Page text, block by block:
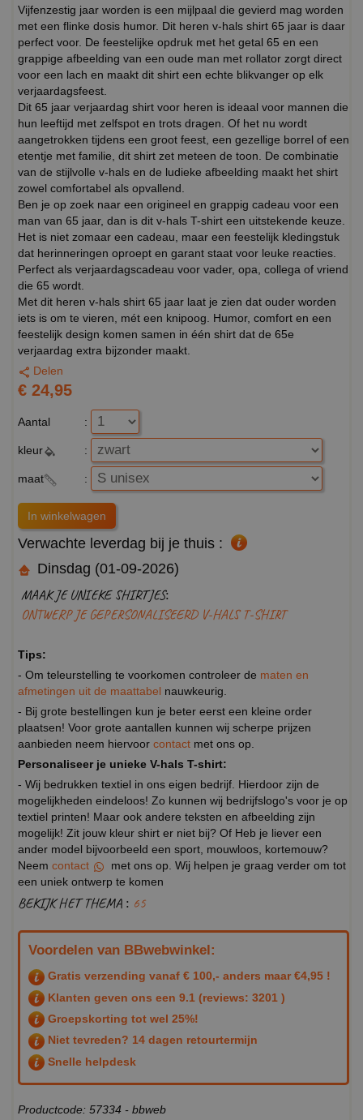
Vijfenzestig jaar worden is een mijlpaal die gevierd mag worden
met een flinke dosis humor. Dit heren v-hals shirt 65 jaar is daar
perfect voor. De feestelijke opdruk met het getal 65 en een
grappige afbeelding van een oude man met rollator zorgt direct
voor een lach en maakt dit shirt een echte blikvanger op elk
verjaardagsfeest.
Dit 65 jaar verjaardag shirt voor heren is ideaal voor mannen die
hun leeftijd met zelfspot en trots dragen. Of het nu wordt
aangetrokken tijdens een groot feest, een gezellige borrel of een
etentje met familie, dit shirt zet meteen de toon. De combinatie
van de stijlvolle v-hals en de ludieke afbeelding maakt het shirt
zowel comfortabel als opvallend.
Ben je op zoek naar een origineel en grappig cadeau voor een
man van 65 jaar, dan is dit v-hals T-shirt een uitstekende keuze.
Het is niet zomaar een cadeau, maar een feestelijk kledingstuk
dat herinneringen oproept en garant staat voor leuke reacties.
Perfect als verjaardagscadeau voor vader, opa, collega of vriend
die 65 wordt.
Met dit heren v-hals shirt 65 jaar laat je zien dat ouder worden
iets is om te vieren, mét een knipoog. Humor, comfort en een
feestelijk design komen samen in één shirt dat de 65e
verjaardag extra bijzonder maakt.
Delen
€ 24,95
Aantal :
kleur :
maat :
Verwachte leverdag bij je thuis :
Dinsdag (01-09-2026)
MAAK JE UNIEKE SHIRTJES:
ONTWERP JE GEPERSONALISEERD V-HALS T-SHIRT
Tips:
- Om teleurstelling te voorkomen controleer de maten en
afmetingen uit de maattabel nauwkeurig.
- Bij grote bestellingen kun je beter eerst een kleine order
plaatsen! Voor grote aantallen kunnen wij scherpe prijzen
aanbieden neem hiervoor contact met ons op.
Personaliseer je unieke V-hals T-shirt:
- Wij bedrukken textiel in ons eigen bedrijf. Hierdoor zijn de
mogelijkheden eindeloos! Zo kunnen wij bedrijfslogo's voor je op
textiel printen! Maar ook andere teksten en afbeelding zijn
mogelijk! Zit jouw kleur shirt er niet bij? Of Heb je liever een
ander model bijvoorbeeld een sport, mouwloos, kortemouw?
Neem contact
met ons op. Wij helpen je graag verder om tot
een uniek ontwerp te komen
BEKIJK HET THEMA : 65
Voordelen van BBwebwinkel:
Gratis verzending vanaf € 100,- anders maar €4,95 !
Klanten geven ons een 9.1 (reviews: 3201 )
Groepskorting tot wel 25%!
Niet tevreden? 14 dagen retourtermijn
Snelle helpdesk
Productcode: 57334 - bbweb